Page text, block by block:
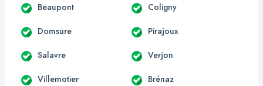
Beaupont Coligny
Domsure Pirajoux
Salavre Verjon
Villemotier Brénaz